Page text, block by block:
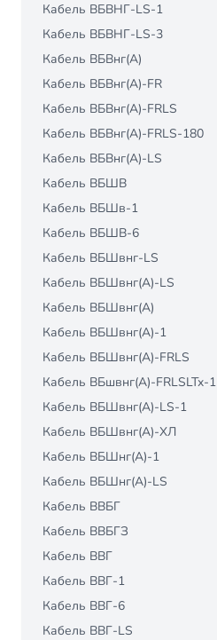
Кабель ВБВНГ-LS-1
Кабель ВБВНГ-LS-3
Кабель ВБВнг(А)
Кабель ВБВнг(А)-FR
Кабель ВБВнг(А)-FRLS
Кабель ВБВнг(А)-FRLS-180
Кабель ВБВнг(А)-LS
Кабель ВБШВ
Кабель ВБШв-1
Кабель ВБШВ-6
Кабель ВБШвнг-LS
Кабель ВБШвнг(A)-LS
Кабель ВБШвнг(А)
Кабель ВБШвнг(А)-1
Кабель ВБШвнг(А)-FRLS
Кабель ВБшвнг(А)-FRLSLTx-1
Кабель ВБШвнг(А)-LS-1
Кабель ВБШвнг(А)-ХЛ
Кабель ВБШнг(А)-1
Кабель ВБШнг(А)-LS
Кабель ВВБГ
Кабель ВВБГЗ
Кабель ВВГ
Кабель ВВГ-1
Кабель ВВГ-6
Кабель ВВГ-LS